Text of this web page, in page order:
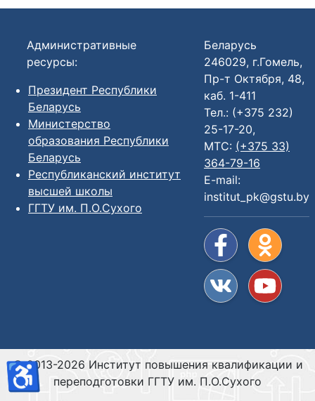
Административные
ресурсы:
Президент Республики
Беларусь
Министерство
образования Республики
Беларусь
Республиканский институт
высшей школы
ГГТУ им. П.О.Сухого
Беларусь
246029, г.Гомель,
Пр-т Октября, 48,
каб. 1-411
Тел.: (+375 232)
25-17-20,
МТС: (+375 33)
364-79-16
E-mail:
institut_pk@gstu.by
© 2013-2026 Институт повышения квалификации и
переподготовки ГГТУ им. П.О.Сухого